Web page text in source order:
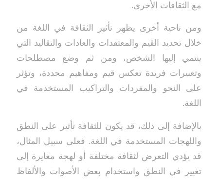
مع الثقافات الأخرى.
ومن ناحية أخرى يظهر تأثير الثقافة في اللغة من
خلال تحديد القيم والمعتقدات والعادات والتقاليد التي
ينتمي إليها الشخص، ومن ثم وضع مصطلحات
وتعبيرات فريدة تعكس قيم ومفاهيم محددة، وتؤثر
على النحو والمفردات والتراكيب المستخدمة في
اللغة.
بالإضافة إلى ذلك، قد يكون للثقافة تأثير على النطق
واللهجات المستخدمة في اللغة. فعلى سبيل المثال،
قد يؤدي التعرض لثقافة مختلفة أو لهجة مغايرة إلى
تغيير في النطق واستخدام بعض الأصوات والألفاظ